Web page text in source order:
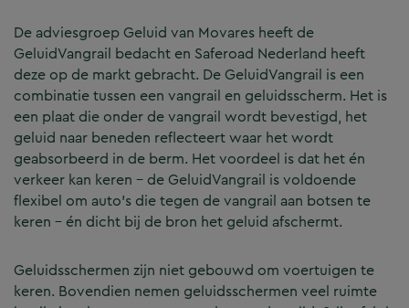
De adviesgroep Geluid van Movares heeft de
GeluidVangrail bedacht en Saferoad Nederland heeft
deze op de markt gebracht. De GeluidVangrail is een
combinatie tussen een vangrail en geluidsscherm. Het is
een plaat die onder de vangrail wordt bevestigd, het
geluid naar beneden reflecteert waar het wordt
geabsorbeerd in de berm. Het voordeel is dat het én
verkeer kan keren – de GeluidVangrail is voldoende
flexibel om auto’s die tegen de vangrail aan botsen te
keren – én dicht bij de bron het geluid afschermt.
Geluidsschermen zijn niet gebouwd om voertuigen te
keren. Bovendien nemen geluidsschermen veel ruimte